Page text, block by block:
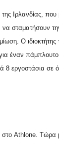
της Ιρλανδίας, που
σταματήσουν
Ο ιδιοκτήτης
έναν πάμπλουτο
8 εργοστάσια σε
στο Athlone . Τώρα